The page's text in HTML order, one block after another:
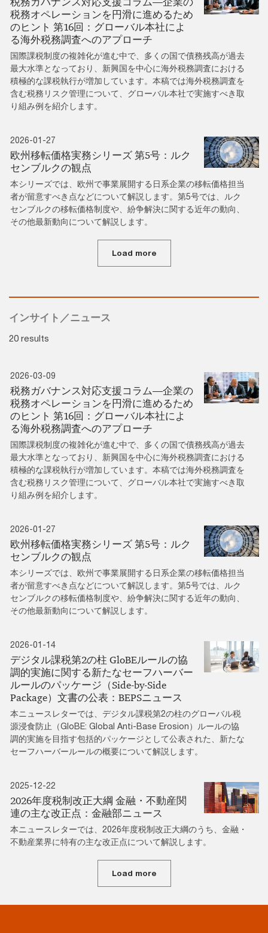
税務オペレーションを円滑に進めるため
のヒント 第16回：グローバル本社によ
る海外税務調査へのアプローチ
国際課税制度の複雑化が進む中で、多くの国で債務残高が過去
最大水準となっており、新興国を中心に海外税務調査における
積極的な課税執行が増加しています。本稿では海外税務調査を
含む税務リスク管理について、グローバル本社で実施すべき取
り組み例を紹介します。
2026-01-27
欧州移転価格実務シリーズ 第5号：ルク
センブルクの観点
本シリーズでは、欧州で事業展開する日系企業の移転価格担当
者が留意すべき点などについて解説します。第5号では、ルク
センブルクの移転価格制度や、紛争解決に関する近年の動向、
その他最新動向について解説します。
Load more
インサイト／ニュース
20 results
2026-03-09
税務ガバナンス対応支援コラム―企業の
税務オペレーションを円滑に進めるため
のヒント 第16回：グローバル本社によ
る海外税務調査へのアプローチ
国際課税制度の複雑化が進む中で、多くの国で債務残高が過去
最大水準となっており、新興国を中心に海外税務調査における
積極的な課税執行が増加しています。本稿では海外税務調査を
含む税務リスク管理について、グローバル本社で実施すべき取
り組み例を紹介します。
2026-01-27
欧州移転価格実務シリーズ 第5号：ルク
センブルクの観点
本シリーズでは、欧州で事業展開する日系企業の移転価格担当
者が留意すべき点などについて解説します。第5号では、ルク
センブルクの移転価格制度や、紛争解決に関する近年の動向、
その他最新動向について解説します。
2026-01-14
デジタル課税第2の柱 GloBEルールの協
調的実施に関する新たなセーフハーバー
ルールのパッケージ（Side-by-Side
Package）文書の公表：BEPSニュース
本ニュースレターでは、デジタル課税第2の柱のグローバル税
源浸食防止（GloBE: Global Anti-Base Erosion）ルールの協
調的実施を目指す包括的パッケージとして公表された、新たな
セーフハーバールールの概要について解説します。
2025-12-22
2026年度税制改正大綱 金融・不動産関
連の主な改正点：金融部ニュース
本ニュースレターでは、2026年度税制改正大綱のうち、金融・
不動産業界に特有の主な改正点について解説します。
Load more